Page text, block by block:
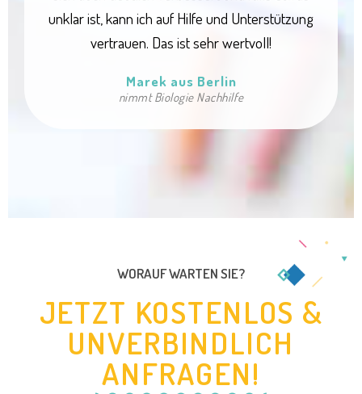
unklar ist, kann ich auf Hilfe und Unterstützung
vertrauen. Das ist sehr wertvoll!
Marek aus Berlin
nimmt Biologie Nachhilfe
WORAUF WARTEN SIE?
JETZT KOSTENLOS &
UNVERBINDLICH
ANFRAGEN!